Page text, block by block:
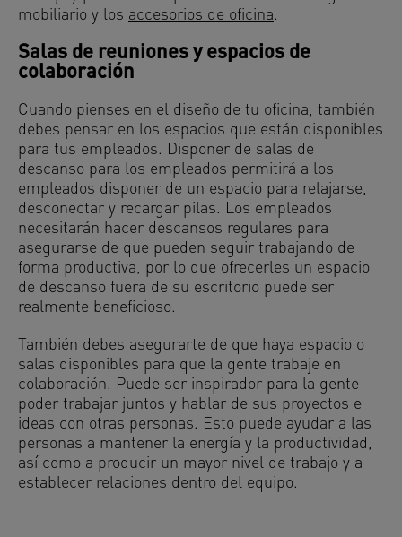
mobiliario y los accesorios de oficina.
Salas de reuniones y espacios de
colaboración
Cuando pienses en el diseño de tu oficina, también
debes pensar en los espacios que están disponibles
para tus empleados. Disponer de salas de
descanso para los empleados permitirá a los
empleados disponer de un espacio para relajarse,
desconectar y recargar pilas. Los empleados
necesitarán hacer descansos regulares para
asegurarse de que pueden seguir trabajando de
forma productiva, por lo que ofrecerles un espacio
de descanso fuera de su escritorio puede ser
realmente beneficioso.
También debes asegurarte de que haya espacio o
salas disponibles para que la gente trabaje en
colaboración. Puede ser inspirador para la gente
poder trabajar juntos y hablar de sus proyectos e
ideas con otras personas. Esto puede ayudar a las
personas a mantener la energía y la productividad,
así como a producir un mayor nivel de trabajo y a
establecer relaciones dentro del equipo.